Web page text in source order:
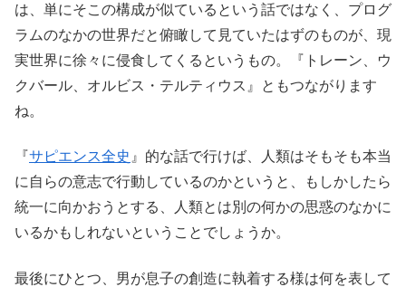
は、単にそこの構成が似ているという話ではなく、プログ
ラムのなかの世界だと俯瞰して見ていたはずのものが、現
実世界に徐々に侵食してくるというもの。『トレーン、ウ
クバール、オルビス・テルティウス』ともつながります
ね。
『サピエンス全史 』的な話で行けば、人類はそもそも本当
に自らの意志で行動しているのかというと、もしかしたら
統一に向かおうとする、人類とは別の何かの思惑のなかに
いるかもしれないということでしょうか。
最後にひとつ、男が息子の創造に執着する様は何を表して